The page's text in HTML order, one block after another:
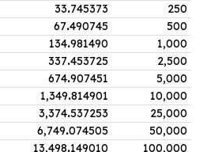
250
33.745373
500
67.490745
1,000
134.981490
2,500
337.453725
5,000
674.907451
10,000
1,349.814901
25,000
3,374.537253
50,000
6,749.074505
100,000
13,498.149010